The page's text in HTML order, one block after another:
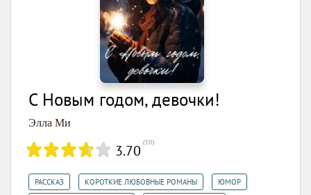
С Новым годом, девочки!
Элла Ми
3.70 (10)
РАССКАЗ КОРОТКИЕ ЛЮБОВНЫЕ РОМАНЫ ЮМОР